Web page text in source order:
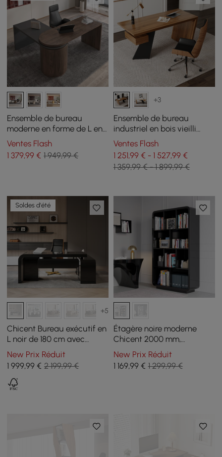
Ensemble de bureau
moderne en forme de L en
noyer et fauteuil de bureau
pivotant réglable en cuir
Ventes Flash
1 379,99 € 1 949,99 €
+3
Ensemble de bureau
industriel en bois vieilli
avec chaise de bureau en
similicuir noir (1600 mm)
Ventes Flash
1 251,99 € - 1 527,99 €
1 359,99 € - 1 899,99 €
Soldes d'été
+5
Chicent Bureau exécutif en
L noir de 180 cm avec
retour à gauche
New Prix Réduit
1 999,99 € 2 199,99 €
Étagère noire moderne
Chicent 2000 mm,
bibliothèque standard à 4
niveaux avec rangement
riche
New Prix Réduit
1 169,99€ 1 299,99 €